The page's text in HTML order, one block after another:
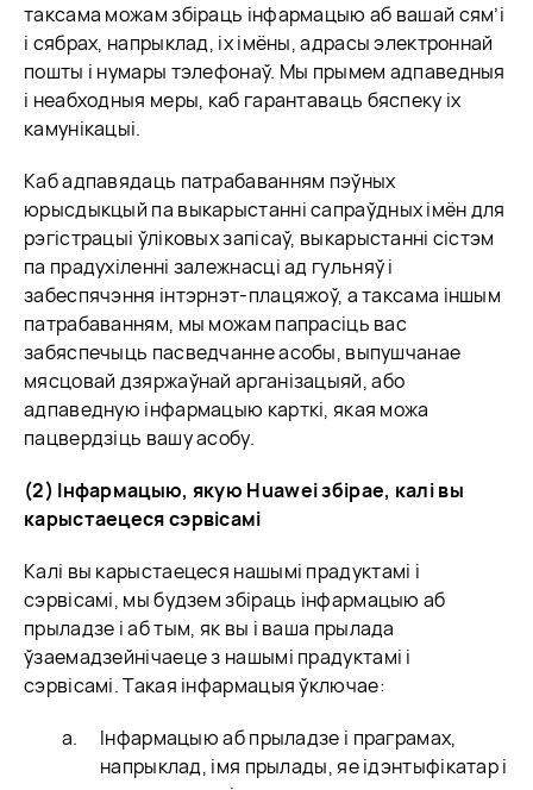
таксама можам збіраць інфармацыю аб вашай сям’і
і сябрах, напрыклад, іх імёны, адрасы электроннай
пошты і нумары тэлефонаў. Мы прымем адпаведныя
і неабходныя меры, каб гарантаваць бяспеку іх
камунікацыі.
Каб адпавядаць патрабаванням пэўных
юрысдыкцый па выкарыстанні сапраўдных імён для
рэгістрацыі ўліковых запісаў, выкарыстанні сістэм
па прадухіленні залежнасці ад гульняў і
забеспячэння інтэрнэт-плацяжоў, а таксама іншым
патрабаванням, мы можам папрасіць вас
забяспечыць пасведчанне асобы, выпушчанае
мясцовай дзяржаўнай арганізацыяй, або
адпаведную інфармацыю карткі, якая можа
пацвердзіць вашу асобу.
(2) Інфармацыю, якую Huawei збірае, калі вы
карыстаецеся сэрвісамі
Калі вы карыстаецеся нашымі прадуктамі і
сэрвісамі, мы будзем збіраць інфармацыю аб
прыладзе і аб тым, як вы і ваша прылада
ўзаемадзейнічаеце з нашымі прадуктамі і
сэрвісамі. Такая інфармацыя ўключае:
Інфармацыю аб прыладзе і праграмах,
напрыклад, імя прылады, яе ідэнтыфікатар і